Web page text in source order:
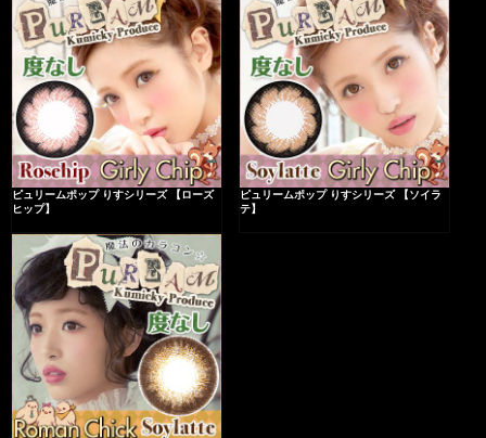
ピュリームポップ りすシリーズ 【ローズ
ヒップ】
ピュリームポップ りすシリーズ 【ソイラ
テ】